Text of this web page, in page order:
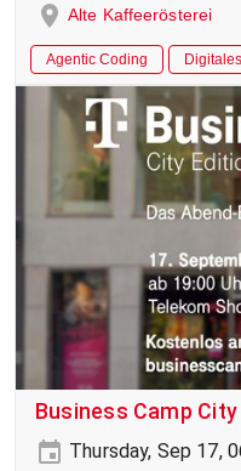
Alte Kaffeerösterei
Agentic Coding
Business Camp
Thursday, Sep 17,